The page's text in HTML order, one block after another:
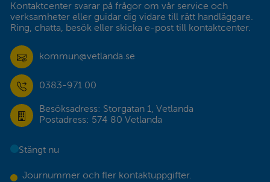
Kontaktcenter svarar på frågor om vår service och
verksamheter eller guidar dig vidare till rätt handläggare.
Ring, chatta, besök eller skicka e-post till kontaktcenter.
kommun@vetlanda.se
0383-971 00
Besöksadress: Storgatan 1, Vetlanda
Postadress: 574 80 Vetlanda
Stängt nu
Journummer och fler kontaktuppgifter.